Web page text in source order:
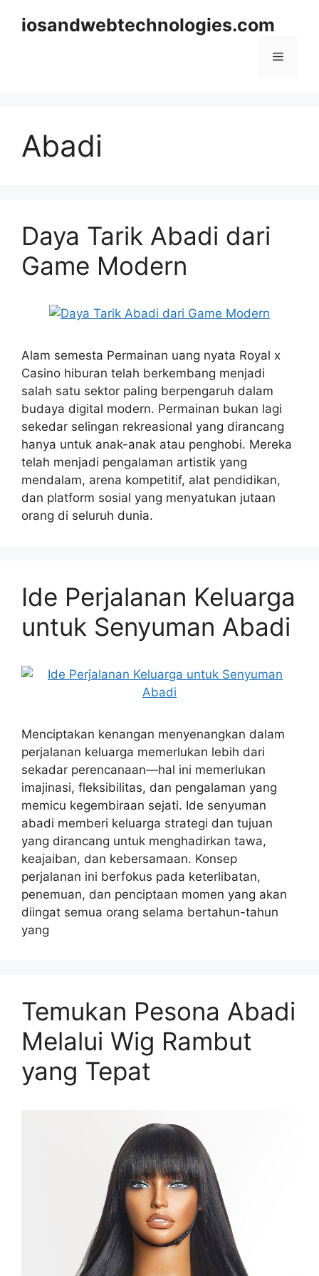
iosandwebtechnologies.com
Menu
Abadi
Daya Tarik Abadi dari
Game Modern
Alam semesta Permainan uang nyata Royal x
Casino hiburan telah berkembang menjadi
salah satu sektor paling berpengaruh dalam
budaya digital modern. Permainan bukan lagi
sekedar selingan rekreasional yang dirancang
hanya untuk anak-anak atau penghobi. Mereka
telah menjadi pengalaman artistik yang
mendalam, arena kompetitif, alat pendidikan,
dan platform sosial yang menyatukan jutaan
orang di seluruh dunia.
Ide Perjalanan Keluarga
untuk Senyuman Abadi
Menciptakan kenangan menyenangkan dalam
perjalanan keluarga memerlukan lebih dari
sekadar perencanaan—hal ini memerlukan
imajinasi, fleksibilitas, dan pengalaman yang
memicu kegembiraan sejati. Ide senyuman
abadi memberi keluarga strategi dan tujuan
yang dirancang untuk menghadirkan tawa,
keajaiban, dan kebersamaan. Konsep
perjalanan ini berfokus pada keterlibatan,
penemuan, dan penciptaan momen yang akan
diingat semua orang selama bertahun-tahun
yang
Temukan Pesona Abadi
Melalui Wig Rambut
yang Tepat